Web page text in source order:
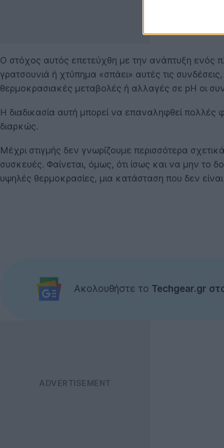
Ο στόχος αυτός επετεύχθη με την ανάπτυξη ενός
γρατσουνιά ή χτύπημα «σπάει» αυτές τις
θερμοκρασιακές μεταβολές ή αλλαγές σε pH οι
Η διαδικασία αυτή μπορεί να επαναληφθεί πολλές
διαρκώς.
Μέχρι στιγμής δεν γνωρίζουμε περισσότερα
συσκευές. Φαίνεται, όμως, ότι ίσως και να μην το
υψηλές θερμοκρασίες, μια κατάσταση που δεν είναι
Ακολουθήστε το Techgear.gr